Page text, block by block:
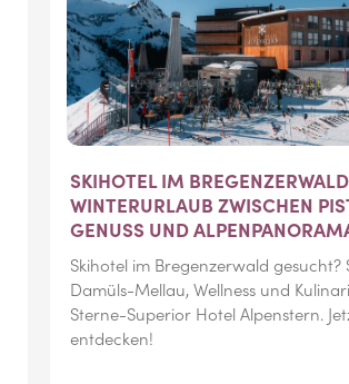
SKIHOTEL IM
WINTERURLAUB ZWISCHEN
GENUSS UND
Skihotel im Bregenzerwald gesucht?
Damüls-Mellau, Wellness und
Sterne-Superior Hotel Alpenstern.
entdecken!